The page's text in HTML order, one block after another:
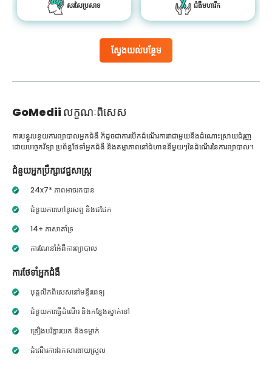
ស្វែងយល់បន្ថែម
សរសៃប្រសាទ ជំងឺមហារីក
GoMedii លក្ខណៈពិសេស
ការបន្ធូរបន្ថយការព្យាបាលអ្នកជំងឺ ក៏ដូចជាការបើកដំណើរការវាជាមួយនឹងដំណោះស្រាយជំរុញ
ដោយបច្ចេកវិទ្យា ប្រព័ន្ធថែទាំអ្នកជំងឺ និងតម្លាភាពនៅជំហាននីមួយៗនៃដំណើរនៃការព្យាបាល។
ជំនួយអ្នកប្រឹក្សាវេជ្ជសាស្ត្រ
24x7* ភាពអាចរកបាន
ជំនួយការហៅទូរសព្ទ និងជជែក
14+ ភាសាគាំទ្រ
ការណែនាំអំពីការព្យាបាល
ការថែទាំអ្នកជំងឺ
បុគ្គលិកពិសេសនៅមន្ទីរពេទ្យ
ជំនួយការធ្វើដំណើរ និងកន្លែងស្នាក់នៅ
គ្រឿងបរិក្ខារយក និងទម្លាក់
ដំណើរការឯកសារងាយស្រួល